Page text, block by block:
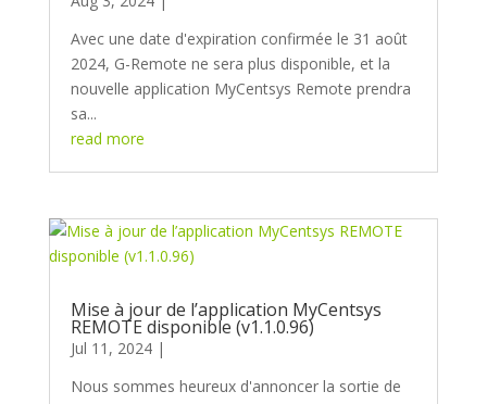
Avec une date d'expiration confirmée le 31 août
2024, G-Remote ne sera plus disponible, et la
nouvelle application MyCentsys Remote prendra
sa...
read more
Mise à jour de l’application MyCentsys
REMOTE disponible (v1.1.0.96)
Jul 11, 2024
Nous sommes heureux d'annoncer la sortie de